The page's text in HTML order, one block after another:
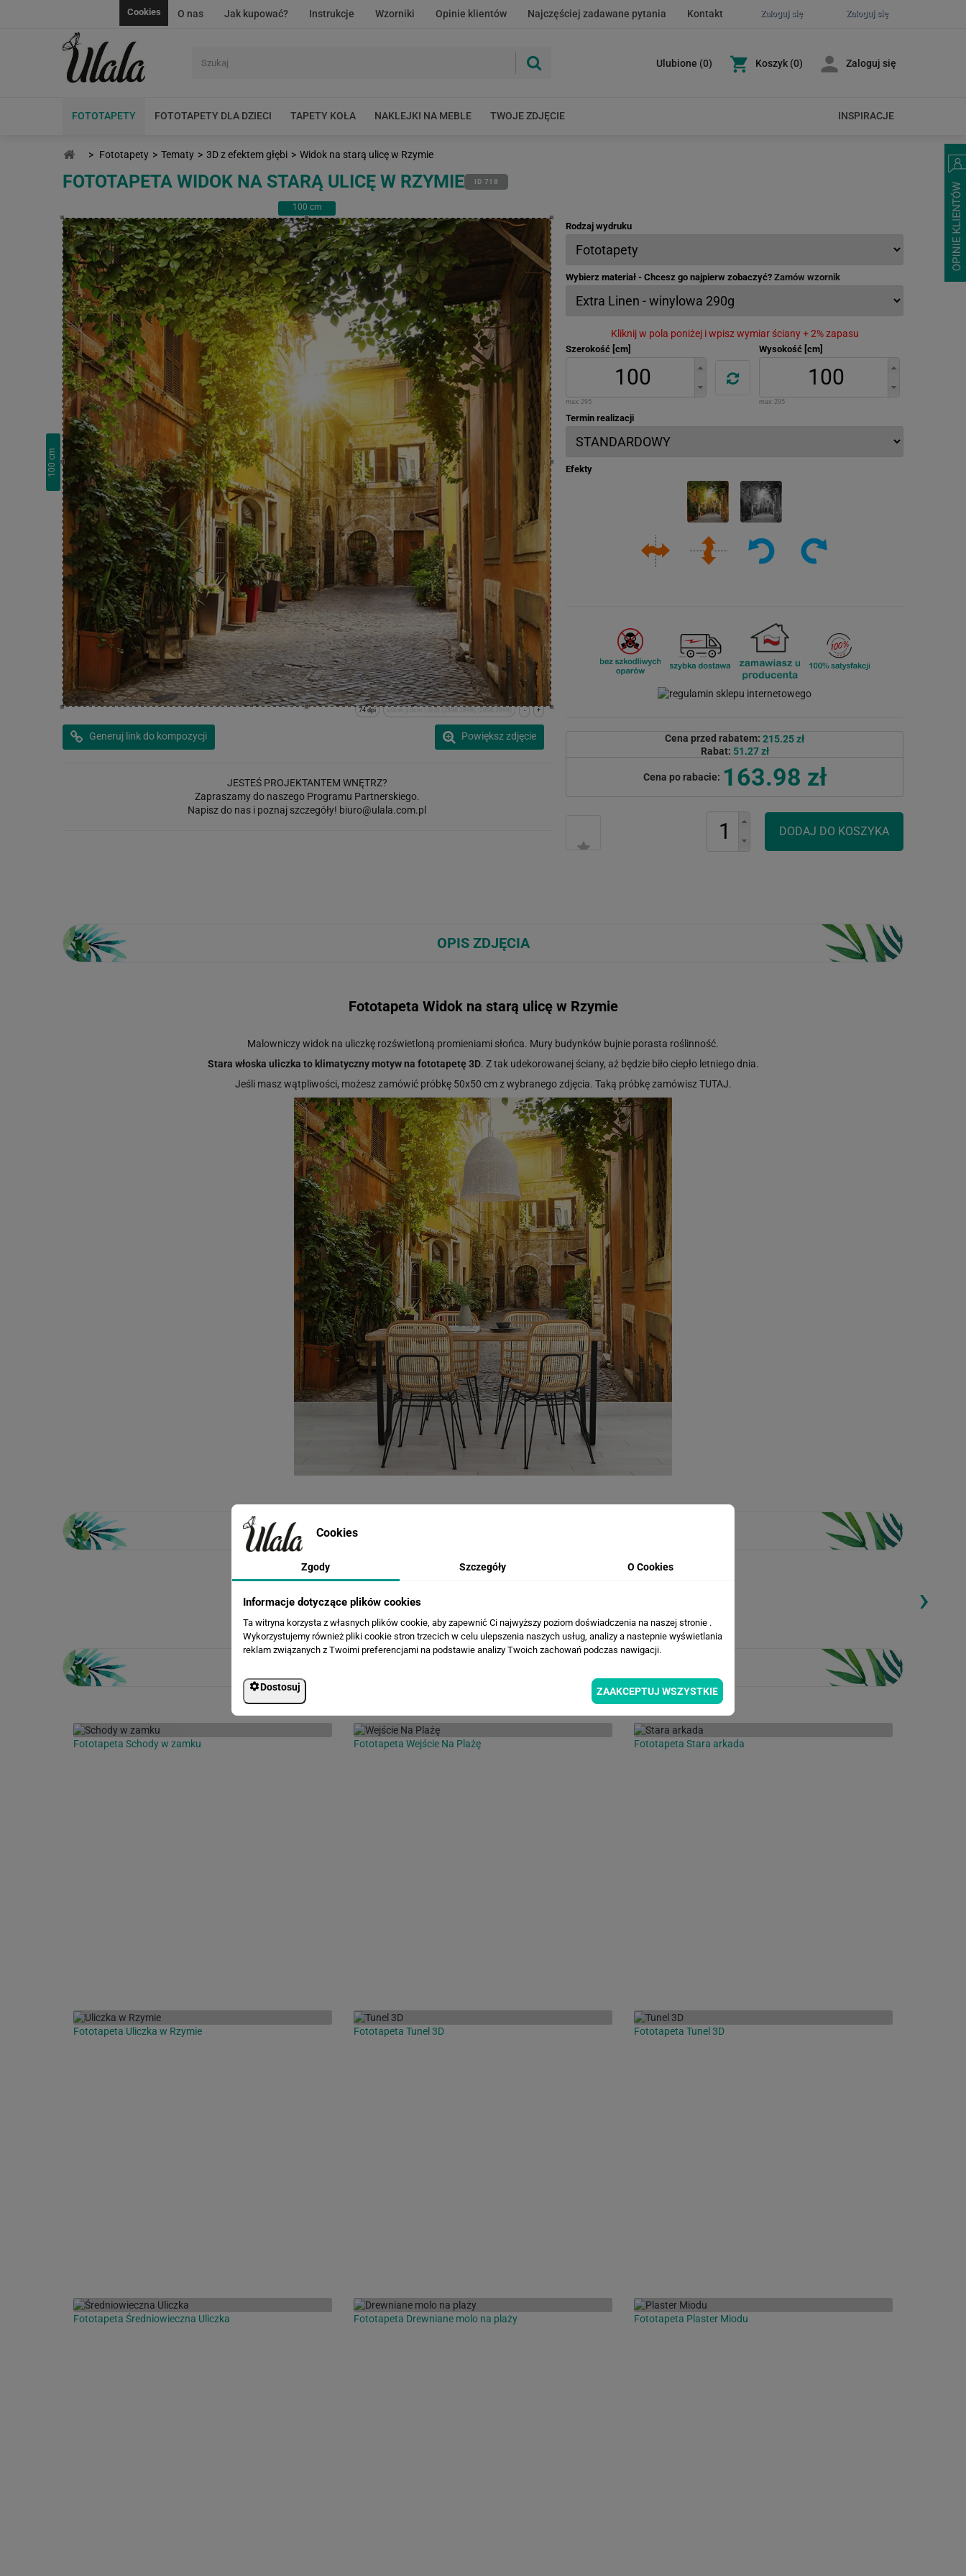
Zaloguj się
Zaloguj się
O nas Jak kupować? Instrukcje Wzorniki Opinie klientów Najczęściej zadawane pytania Kontakt
Cookies
Ulubione (0) Koszyk (0) Zaloguj się
FOTOTAPETY FOTOTAPETY DLA DZIECI TAPETY KOŁA NAKLEJKI NA MEBLE TWOJE ZDJĘCIE INSPIRACJE
> Fototapety > Tematy > 3D z efektem głębi > Widok na starą ulicę w Rzymie
FOTOTAPETA WIDOK NA STARĄ ULICĘ W RZYMIE ID 718
100 cm
100
cm
+
-
x:0cm y:0cm | (0,0) (2898,2898) (2898,2898)
74 dpi
Powiększ zdjęcie
Generuj link do kompozycji
JESTEŚ PROJEKTANTEM WNĘTRZ?
Zapraszamy do naszego Programu Partnerskiego.
Napisz do nas i poznaj szczegóły! biuro@ulala.com.pl
Rodzaj wydruku
Wybierz materiał - Chcesz go najpierw zobaczyć? Zamów wzornik
Kliknij w pola poniżej i wpisz wymiar ściany + 2% zapasu
Szerokość [cm]
max: 295
Wysokość [cm]
max: 295
Termin realizacji
Efekty
Cena przed rabatem: 215.25 zł
Rabat: 51.27 zł
Cena po rabacie: 163.98 zł
OPIS ZDJĘCIA
Fototapeta Widok na starą ulicę w Rzymie
Malowniczy widok na uliczkę rozświetloną promieniami słońca. Mury budynków bujnie porasta roślinność.
Stara włoska uliczka to klimatyczny motyw na fototapetę 3D. Z tak udekorowanej ściany, aż będzie biło ciepło letniego dnia.
Jeśli masz wątpliwości, możesz zamówić próbkę 50x50 cm z wybranego zdjęcia. Taką próbkę zamówiszTUTAJ.
Loading...
›
Fototapeta Schody w zamku Fototapeta Wejście Na Plażę Fototapeta Stara arkada
Fototapeta Uliczka w Rzymie Fototapeta Tunel 3D Fototapeta Tunel 3D
Fototapeta Średniowieczna Uliczka Fototapeta Drewniane molo na plaży Fototapeta Plaster Miodu
Cookies
Zgody Szczegóły O Cookies
Informacje dotyczące plików cookies
Ta witryna korzysta z własnych plików cookie, aby zapewnić Ci najwyższy poziom doświadczenia na naszej stronie .
Wykorzystujemy również pliki cookie stron trzecich w celu ulepszenia naszych usług, analizy a nastepnie wyświetlania
reklam związanych z Twoimi preferencjami na podstawie analizy Twoich zachowań podczas nawigacji.
Dostosuj ZAAKCEPTUJ WSZYSTKIE